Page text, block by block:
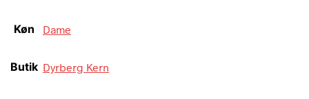
Køn Dame
Butik Dyrberg Kern